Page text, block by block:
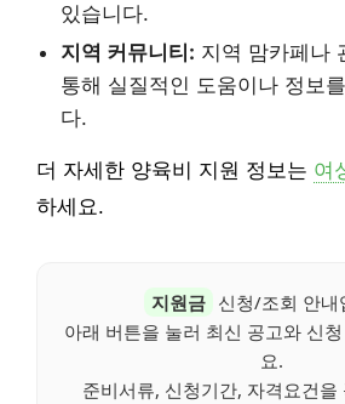
있습니다.
지역 커뮤니티: 지역 맘카페나
통해 실질적인 도움이나 정보
다.
더 자세한 양육비 지원 정보는 여
하세요.
지원금 신청/조회 안내
아래 버튼을 눌러 최신 공고와 신
요.
준비서류, 신청기간, 자격요건을